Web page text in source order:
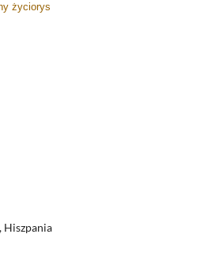
życiorys
Hiszpania